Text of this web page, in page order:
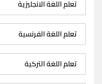
تعلم اللغة الانجليزية
تعلم اللغة الفرنسية
تعلم اللغة التركية